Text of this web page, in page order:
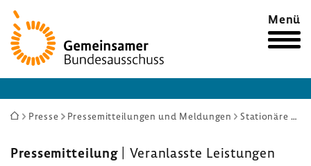
Zur
Startseite
Menü
Sie
hier:
Presse Pressemitteilungen und Meldungen Stationäre Behandlung von Menschen mit Behinderung: G-BA schafft Voraussetzungen für Krankengeldanspruch von Begleitpersonen
Pres­se­mit­tei­lung | Veran­lasste Leis­tungen